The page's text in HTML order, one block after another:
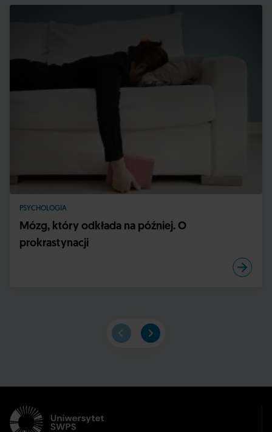
PSYCHOLOGIA
Mózg, który odkłada na później. O
prokrastynacji